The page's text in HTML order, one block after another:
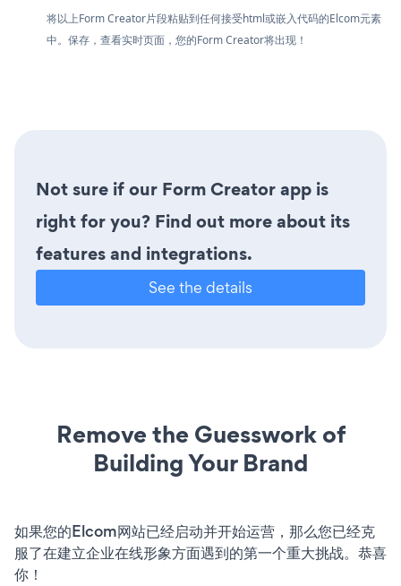
将以上Form Creator片段粘贴到任何接受html或嵌入代码的Elcom元素
中。保存，查看实时页面，您的Form Creator将出现！
Not sure if our Form Creator app is
right for you? Find out more about its
features and integrations.
See the details
Remove the Guesswork of
Building Your Brand
如果您的Elcom网站已经启动并开始运营，那么您已经克
服了在建立企业在线形象方面遇到的第一个重大挑战。恭喜
你！